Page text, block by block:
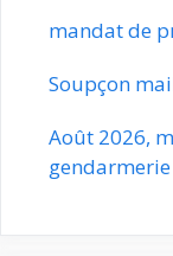
mandat de
Soupçon
Août 2026,